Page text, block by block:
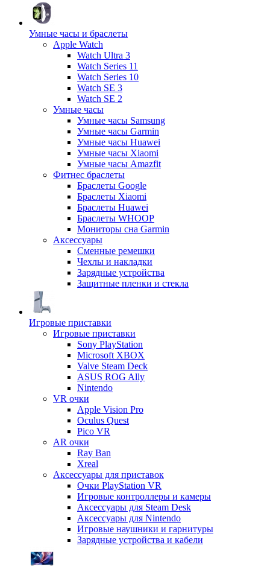
Умные часы и браслеты
Apple Watch
Watch Ultra 3
Watch Series 11
Watch Series 10
Watch SE 3
Watch SE 2
Умные часы
Умные часы Samsung
Умные часы Garmin
Умные часы Huawei
Умные часы Xiaomi
Умные часы Amazfit
Фитнес браслеты
Браслеты Google
Браслеты Xiaomi
Браслеты Huawei
Браслеты WHOOP
Мониторы сна Garmin
Аксессуары
Сменные ремешки
Чехлы и накладки
Зарядные устройства
Защитные пленки и стекла
Игровые приставки
Игровые приставки
Sony PlayStation
Microsoft XBOX
Valve Steam Deck
ASUS ROG Ally
Nintendo
VR очки
Apple Vision Pro
Oculus Quest
Pico VR
AR очки
Ray Ban
Xreal
Аксессуары для приставок
Очки PlayStation VR
Игровые контроллеры и камеры
Аксессуары для Steam Desk
Аксессуары для Nintendo
Игровые наушники и гарнитуры
Зарядные устройства и кабели